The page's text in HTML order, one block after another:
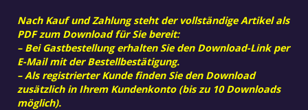
Nach Kauf und Zahlung steht der vollständige Artikel als
PDF zum Download für Sie bereit:
– Bei Gastbestellung erhalten Sie den Download-Link per
E-Mail mit der Bestellbestätigung.
– Als registrierter Kunde finden Sie den Download
zusätzlich in Ihrem Kundenkonto (bis zu 10 Downloads
möglich).